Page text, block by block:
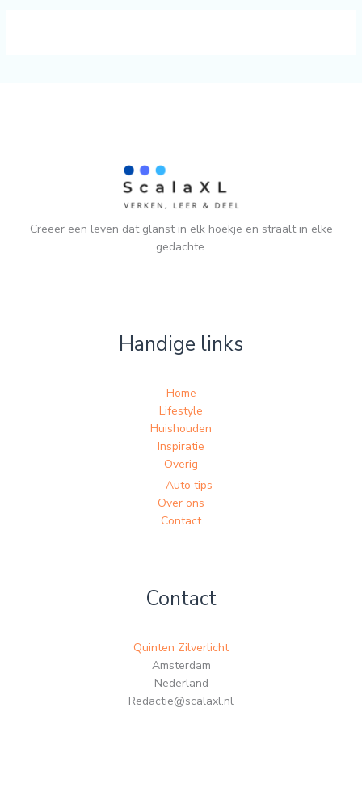
Creëer een leven dat glanst in elk hoekje en straalt in elke
gedachte.
Handige links
Home
Lifestyle
Huishouden
Inspiratie
Overig
Auto tips
Over ons
Contact
Contact
Quinten Zilverlicht
Amsterdam
Nederland
Redactie@scalaxl.nl